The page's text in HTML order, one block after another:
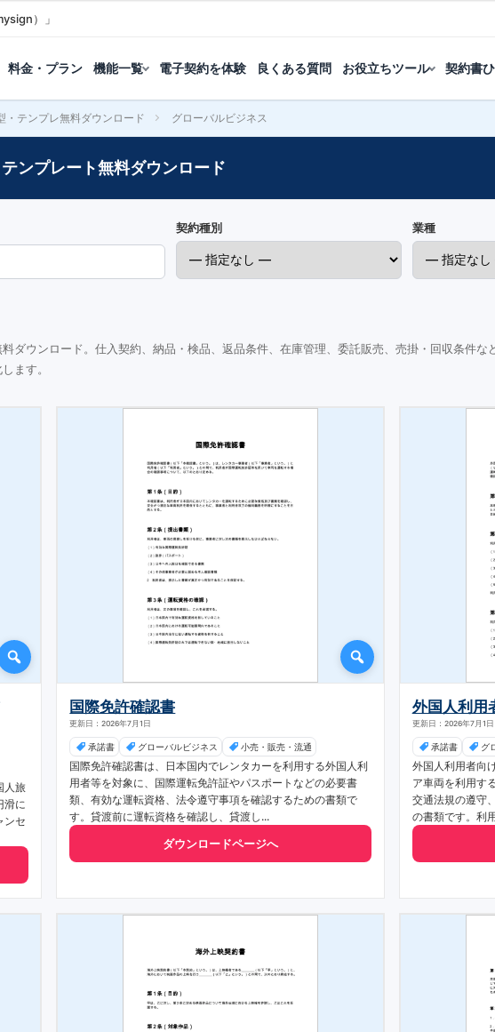
）」
料金・プラン 機能一覧 電子契約を体験 良くある質問 お役立ちツール 契約書
・テンプレ無料ダウンロード グローバルビジネス
ンプレート無料ダウンロード
契約種別 業種
ダウンロード。仕入契約、納品・検品、返品条件、在庫管理、委託販売、売掛・回収条件な
ます。
人旅
滑に
ンセ
国際免許確認書
更新日：2026年7月1日
承諾書 グローバルビジネス 小売・販売・流通
国際免許確認書は、日本国内でレンタカーを利用する外国人利
用者等を対象に、国際運転免許証やパスポートなどの必要書
類、有効な運転資格、法令遵守事項を確認するための書類で
す。貸渡前に運転資格を確認し、貸渡し...
ダウンロードページへ
外国人利用
更新日：2026年7月1日
承諾書 グ
外国人利用者向
ア車両を利用す
交通法規の遵守
の書類です。利